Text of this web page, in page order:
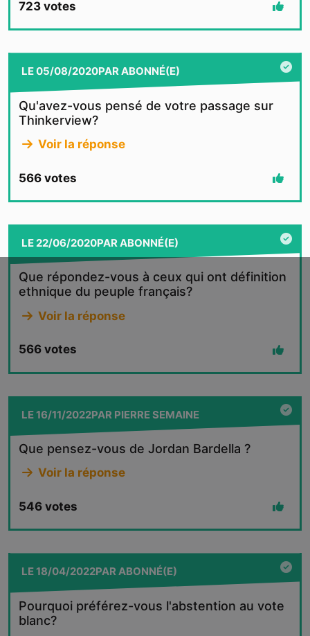
723 votes
LE05/08/2020PARABONNÉ(E)
Qu'avez-vous pensé de votre passage sur
Thinkerview?
Voir la réponse
566 votes
LE22/06/2020PARABONNÉ(E)
Que répondez-vous à ceux qui ont définition
ethnique du peuple français?
Voir la réponse
566 votes
LE16/11/2022PAR PIERRE SEMAINE
Que pensez-vous de Jordan Bardella ?
Voir la réponse
546 votes
LE18/04/2022PARABONNÉ(E)
Pourquoi préférez-vous l'abstention au vote
blanc?